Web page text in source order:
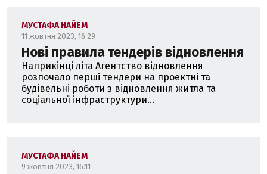
МУСТАФА НАЙЕМ
11 жовтня 2023, 16:29
Нові правила тендерів відновлення
Наприкінці літа Агентство відновлення
розпочало перші тендери на проектні та
будівельні роботи з відновлення житла та
соціальної інфраструктури...
МУСТАФА НАЙЕМ
9 жовтня 2023, 16:11